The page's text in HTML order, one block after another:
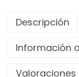
Descripción
Información
Valoraciones